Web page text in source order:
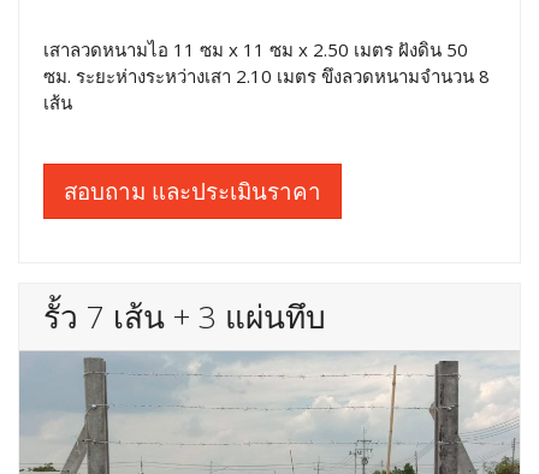
เสาลวดหนามไอ 11 ซม x 11 ซม x 2.50 เมตร ฝังดิน 50
ซม. ระยะห่างระหว่างเสา 2.10 เมตร ขึงลวดหนามจำนวน 8
เส้น
สอบถาม และประเมินราคา
รั้ว 7 เส้น + 3 แผ่นทึบ